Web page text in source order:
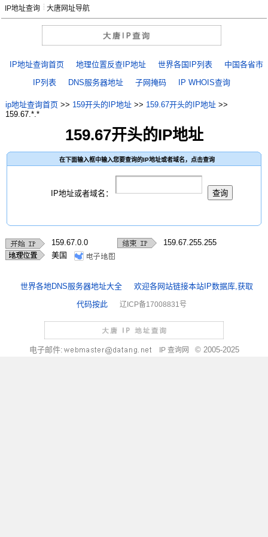
大唐网址导航
IP地址查询
IP地址查询首页 地理位置反查IP地址 世界各国IP列表
中国各省市
IP列表
DNS服务器地址 子网掩码 IP WHOIS查询
ip地址查询首页>> 159开头的IP地址>> 159.67开头的IP地址>>
159.67.*.*
159.67开头的IP地址
在下面输入框中输入您要查询的IP地址或者域名，点击查询
IP地址或者域名：
159.67.0.0
159.67.255.255
美国
世界各地DNS服务器地址大全
欢迎各网站链接本站IP数据库,获取
代码按此
辽ICP备17008831号
电子邮件: IP 查询网 © 2005-2025